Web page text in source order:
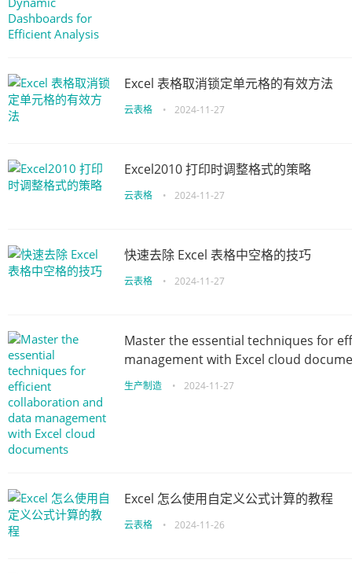
Excel 表格取消锁定单元格的有效方法
云表格 • 2024-11-27
Excel2010 打印时调整格式的策略
云表格 • 2024-11-27
快速去除 Excel 表格中空格的技巧
云表格 • 2024-11-27
Master the essential techniques for
management with Excel cloud
生产制造 • 2024-11-27
Excel 怎么使用自定义公式计算的教程
云表格 • 2024-11-26